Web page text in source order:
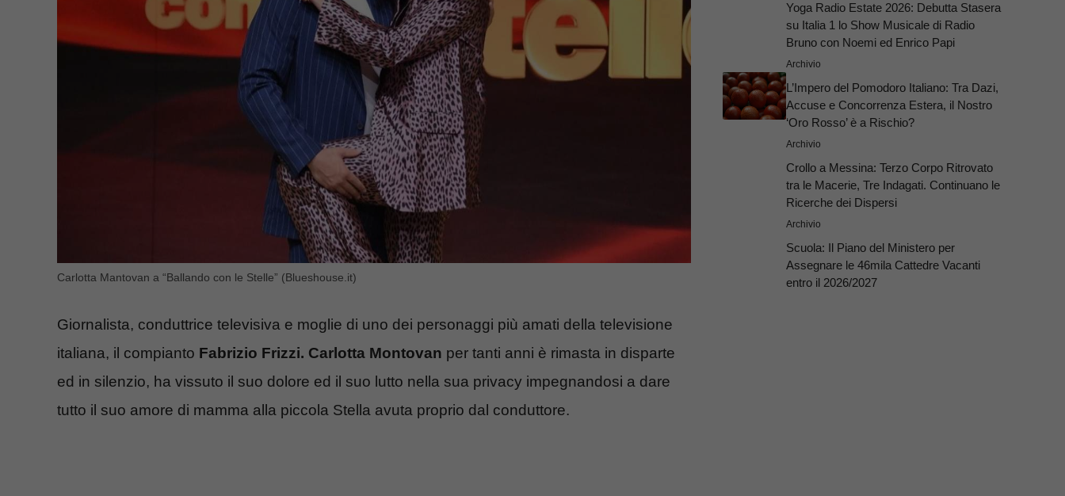
Carlotta Mantovan a “Ballando con le Stelle” (Blueshouse.it)
Giornalista, conduttrice televisiva e moglie di uno dei personaggi più amati della televisione
italiana, il compianto Fabrizio Frizzi. Carlotta Montovan per tanti anni è rimasta in disparte
ed in silenzio, ha vissuto il suo dolore ed il suo lutto nella sua privacy impegnandosi a dare
tutto il suo amore di mamma alla piccola Stella avuta proprio dal conduttore.
Yoga Radio Estate 2026: Debutta Stasera
su Italia 1 lo Show Musicale di Radio
Bruno con Noemi ed Enrico Papi
Archivio
L’Impero del Pomodoro Italiano: Tra Dazi,
Accuse e Concorrenza Estera, il Nostro
‘Oro Rosso’ è a Rischio?
Archivio
Crollo a Messina: Terzo Corpo Ritrovato
tra le Macerie, Tre Indagati. Continuano le
Ricerche dei Dispersi
Archivio
Scuola: Il Piano del Ministero per
Assegnare le 46mila Cattedre Vacanti
entro il 2026/2027